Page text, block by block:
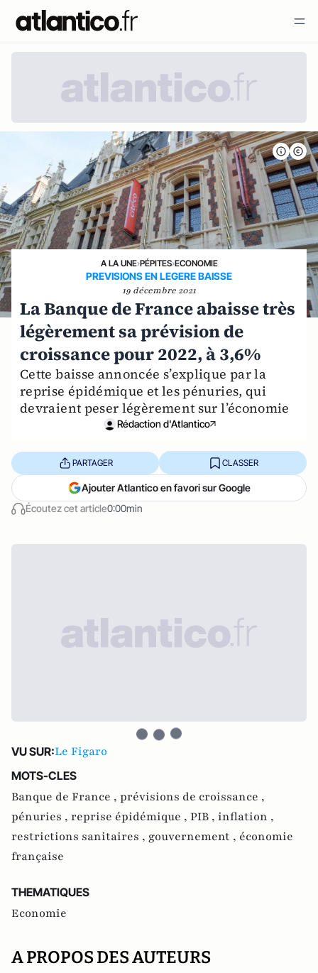
A LA UNE›PÉPITES›ECONOMIE
PREVISIONS EN LEGERE BAISSE
19 décembre 2021
La Banque de France abaisse très
légèrement sa prévision de
croissance pour 2022, à 3,6%
Cette baisse annoncée s’explique par la
reprise épidémique et les pénuries, qui
devraient peser légèrement sur l’économie
Rédaction d'Atlantico
Écoutez cet article0:00min
PARTAGER CLASSER
Ajouter Atlantico en favori sur Google
VU SUR:Le Figaro
MOTS-CLES
Banque de France , prévisions de croissance ,
pénuries , reprise épidémique , PIB , inflation ,
restrictions sanitaires , gouvernement , économie
française
THEMATIQUES
Economie
A PROPOS DES AUTEURS